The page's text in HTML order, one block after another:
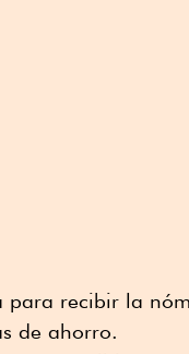
para recibir la
de ahorro.